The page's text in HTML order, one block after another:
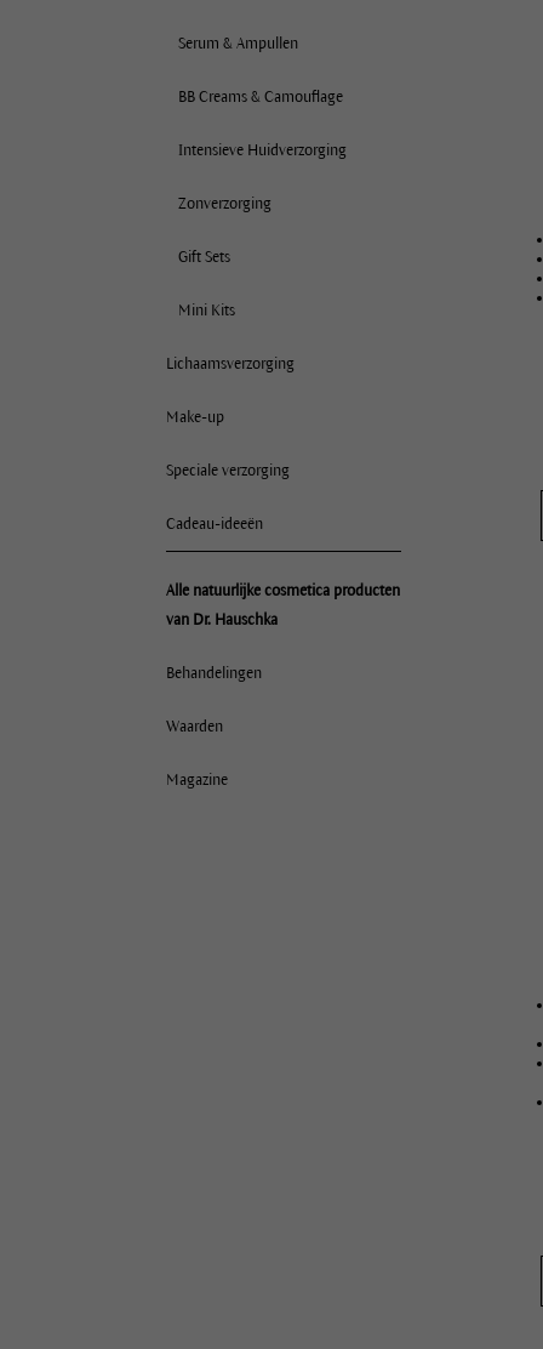
Serum & Ampullen
BB Creams & Camouflage
Intensieve Huidverzorging
Zonverzorging
Gift Sets
Mini Kits
Lichaamsverzorging
Make-up
Speciale verzorging
Cadeau-ideeën
Alle natuurlijke cosmetica producten
van Dr. Hauschka
Behandelingen
Waarden
Magazine